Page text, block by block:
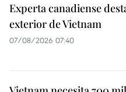
Experta canadiense
exterior de Vietnam
07/08/2026 07:40